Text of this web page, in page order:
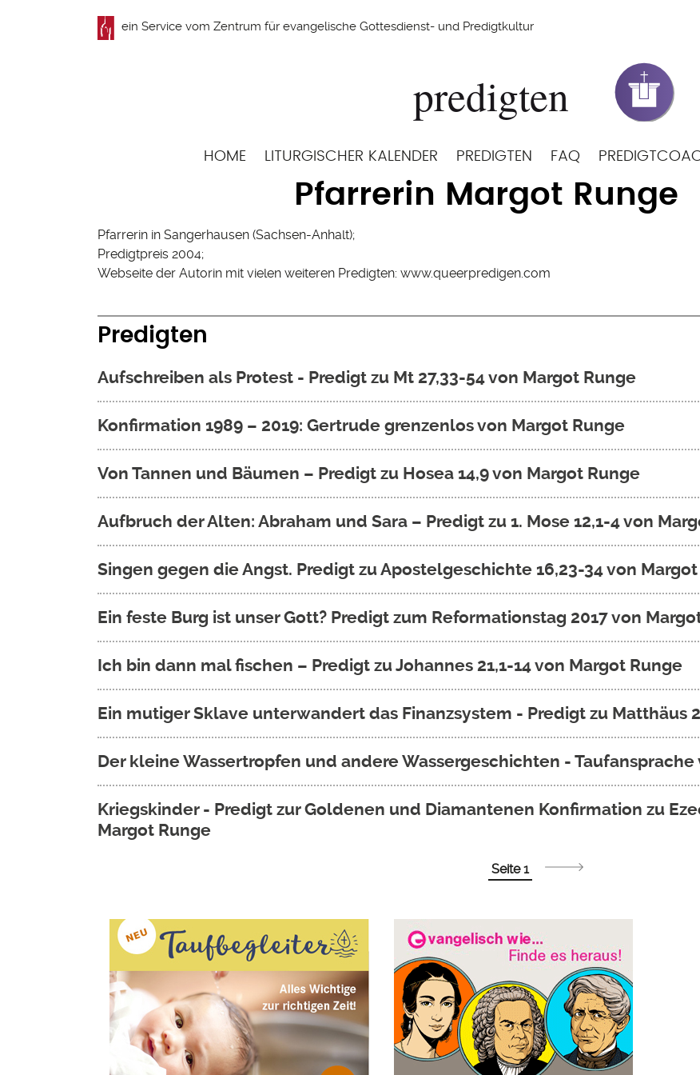
ein Service vom Zentrum für evangelische Gottesdienst- und Predigtkultur
Hauptnavigation
HOME LITURGISCHER KALENDER PREDIGTEN FAQ
Pfarrerin Margot Runge
Pfarrerin in Sangerhausen (Sachsen-Anhalt);
Predigtpreis 2004;
Webseite der Autorin mit vielen weiteren Predigten: www.queerpredigen.com
Predigten
Aufschreiben als Protest - Predigt zu Mt 27,33-54 von Margot Runge
Konfirmation 1989 – 2019: Gertrude grenzenlos von Margot Runge
Von Tannen und Bäumen – Predigt zu Hosea 14,9 von Margot Runge
Aufbruch der Alten: Abraham und Sara – Predigt zu 1. Mose 12,1-4 von
Singen gegen die Angst. Predigt zu Apostelgeschichte 16,23-34 von
Ein feste Burg ist unser Gott? Predigt zum Reformationstag 2017 von
Ich bin dann mal fischen – Predigt zu Johannes 21,1-14 von Margot Runge
Ein mutiger Sklave unterwandert das Finanzsystem - Predigt zu Matthäus
Der kleine Wassertropfen und andere Wassergeschichten - Taufansprache
Kriegskinder - Predigt zur Goldenen und Diamantenen Konfirmation zu
Margot Runge
Seite 1